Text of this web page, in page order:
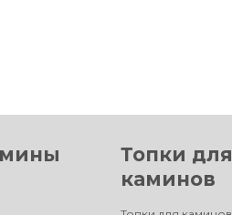
Топки для
каминов